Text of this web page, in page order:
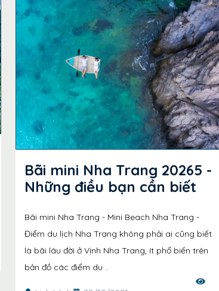
Bãi mini Nha Trang 20265 -
Những điều bạn cần biết
Bãi mini Nha Trang - Mini Beach Nha Trang -
Điểm du lịch Nha Trang không phải ai cũng biết
là bãi lâu đời ở Vịnh Nha Trang, ít phổ biến trên
bản đồ các điểm du ..